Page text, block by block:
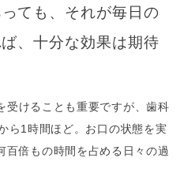
ても、それが毎日の
、十分な効果は期待
受けることも重要ですが、歯科
ら1時間ほど。お口の状態を実
百倍もの時間を占める日々の過